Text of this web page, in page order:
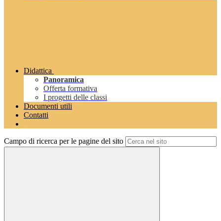
Didattica
Panoramica
Offerta formativa
I progetti delle classi
Documenti utili
Contatti
Campo di ricerca per le pagine del sito